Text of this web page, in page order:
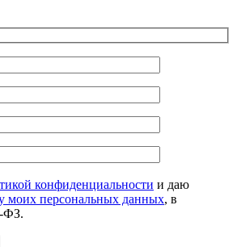
конфиденциальности и даю
моих персональных данных, в
ФЗ.